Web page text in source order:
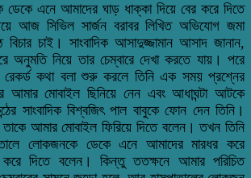
ডেকে এনে আমাদের ঘাড় ধাক্কা দিয়ে বের করে দিতে
আজ সিভিল সার্জন বরাবর লিখিত অভিযোগ জমা
চাই। সাংবাদিক আসাদুজ্জামান আসাদ জানান,
অনুমতি নিয়ে তার চেম্বারে দেখা করতে যায়। পরে
কথা বলা শুরু করলে তিনি এক সময় প্রশ্নের
আমার মোবাইল ছিনিয়ে নেন এবং আধাঘন্টা আটকে
সাংবাদিক বিশ্বজিৎ পাল বাবুকে ফোন দেন তিনি।
আমার মোবাইল ফিরিয়ে দিতে বলেন। তখন তিনি
লোকজনকে ডেকে এনে আমাদের মারধর করে
করে দিতে বলেন। কিন্তু ততক্ষনে আমার পরিচিত